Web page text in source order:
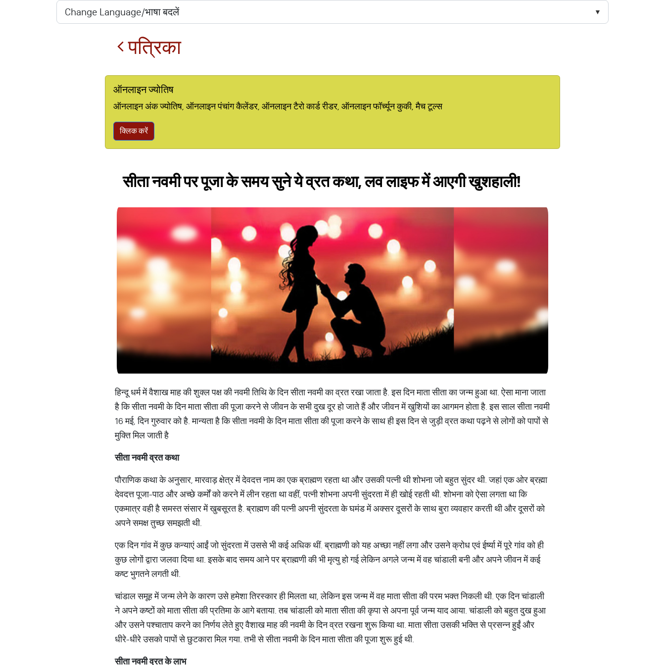
पत्रिका
ऑनलाइन ज्योतिष
ऑनलाइन अंक ज्योतिष, ऑनलाइन पंचांग कैलेंडर, ऑनलाइन टैरो कार्ड रीडर, ऑनलाइन फॉर्च्यून कुकी, मैच टूल्स
क्लिक करें
सीता नवमी पर पूजा के समय सुने ये व्रत कथा, लव लाइफ में आएगी खुशहाली!
हिन्दू धर्म में वैशाख माह की शुक्ल पक्ष की नवमी तिथि के दिन सीता नवमी का व्रत रखा जाता है. इस दिन माता सीता का जन्म हुआ था. ऐसा माना जाता
है कि सीता नवमी के दिन माता सीता की पूजा करने से जीवन के सभी दुख दूर हो जाते हैं और जीवन में खुशियों का आगमन होता है. इस साल सीता नवमी
16 मई, दिन गुरुवार को है. मान्यता है कि सीता नवमी के दिन माता सीता की पूजा करने के साथ ही इस दिन से जुड़ी व्रत कथा पढ़ने से लोगों को पापों से
मुक्ति मिल जाती है
सीता नवमी व्रत कथा
पौराणिक कथा के अनुसार, मारवाड़ क्षेत्र में देवदत्त नाम का एक ब्राह्मण रहता था और उसकी पत्नी थी शोभना जो बहुत सुंदर थी. जहां एक ओर ब्रह्मा
देवदत्त पूजा-पाठ और अच्छे कर्मों को करने में लीन रहता था वहीं, पत्नी शोभना अपनी सुंदरता में ही खोई रहती थी. शोभना को ऐसा लगता था कि
एकमात्र वही है समस्त संसार में खुबसूरत है. ब्राह्मण की पत्नी अपनी सुंदरता के घमंड में अक्सर दूसरों के साथ बुरा व्यवहार करती थी और दूसरों को
अपने समक्ष तुच्छ समझती थी.
एक दिन गांव में कुछ कन्याएं आईं जो सुंदरता में उससे भी कई अधिक थीं. ब्राह्मणी को यह अच्छा नहीं लगा और उसने क्रोध एवं ईर्ष्या में पूरे गांव को ही
कुछ लोगों द्वारा जलवा दिया था. इसके बाद समय आने पर ब्राह्मणी की भी मृत्यु हो गई लेकिन अगले जन्म में वह चांडाली बनी और अपने जीवन में कई
कष्ट भुगतने लगती थी.
चांडाल समूह में जन्म लेने के कारण उसे हमेशा तिरस्कार ही मिलता था, लेकिन इस जन्म में वह माता सीता की परम भक्त निकली थी. एक दिन चांडाली
ने अपने कष्टों को माता सीता की प्रतिमा के आगे बताया. तब चांडाली को माता सीता की कृपा से अपना पूर्व जन्म याद आया. चांडाली को बहुत दुख हुआ
और उसने पश्चाताप करने का निर्णय लेते हुए वैशाख माह की नवमी के दिन व्रत रखना शुरू किया था. माता सीता उसकी भक्ति से प्रसन्न हुईं और
धीरे-धीरे उसको पापों से छुटकारा मिल गया. तभी से सीता नवमी के दिन माता सीता की पूजा शुरू हुई थी.
सीता नवमी व्रत के लाभ